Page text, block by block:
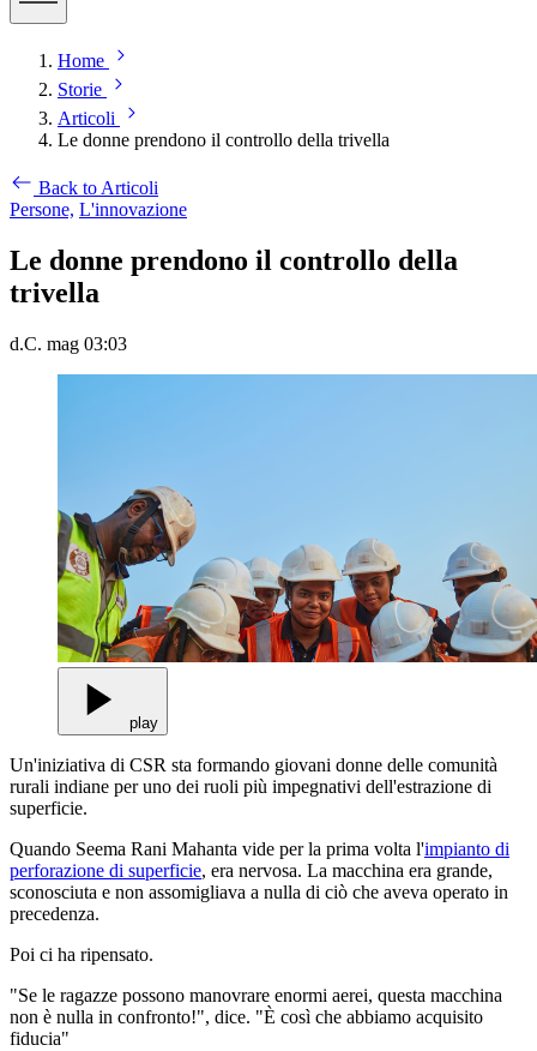
Home
Storie
Articoli
Le donne prendono il controllo della trivella
Back to Articoli
Persone, L'innovazione
Le donne prendono il controllo della
trivella
d.C. mag 03:03
play
Un'iniziativa di CSR sta formando giovani donne delle comunità
rurali indiane per uno dei ruoli più impegnativi dell'estrazione di
superficie.
Quando Seema Rani Mahanta vide per la prima volta l'impianto di
perforazione di superficie, era nervosa. La macchina era grande,
sconosciuta e non assomigliava a nulla di ciò che aveva operato in
precedenza.
Poi ci ha ripensato.
"Se le ragazze possono manovrare enormi aerei, questa macchina
non è nulla in confronto!", dice. "È così che abbiamo acquisito
fiducia"